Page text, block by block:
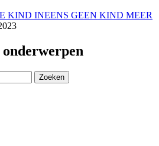
KIND INEENS GEEN KIND MEER